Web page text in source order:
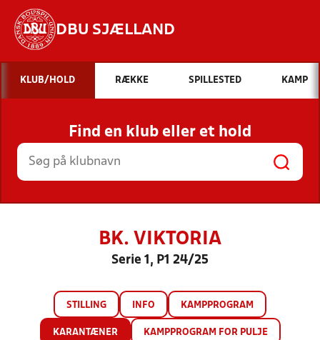
DBU SJÆLLAND
Hvad vil du søge efter?
INDHOLD OG NYHEDER
STILLINGER, RESULTATER, KLUBBER OG
HOLD
KLUB/HOLD RÆKKE SPILLESTED KAMP
Find en klub eller et hold
BK. VIKTORIA
Serie 1, P1 24/25
STILLING INFO KAMPPROGRAM
KARANTÆNER KAMPPROGRAM FOR PULJE